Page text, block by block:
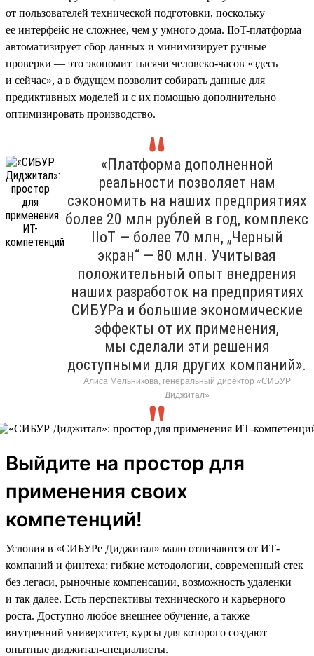
от пользователей технической подготовки, поскольку
ее интерфейс не сложнее, чем у умного дома. IIoT-платформа
автоматизирует сбор данных и минимизирует ручные
проверки — это экономит тысячи человеко-часов «здесь
и сейчас», а в будущем позволит собирать данные для
предиктивных моделей и с их помощью дополнительно
оптимизировать производство.
«Платформа дополненной
реальности позволяет нам
сэкономить на наших предприятиях
более 20 млн рублей в год, комплекс
IIoT — более 70 млн, „Черный
экран“ — 80 млн. Учитывая
положительный опыт внедрения
наших разработок на предприятиях
СИБУРа и большие экономические
эффекты от их применения,
мы сделали эти решения
доступными для других компаний».
Алиса Мельникова, генеральный директор «СИБУР
Диджитал»
Выйдите на простор для
применения своих
компетенций!
Условия в «СИБУРе Диджитал» мало отличаются от ИТ-
компаний и финтеха: гибкие методологии, современный стек
без легаси, рыночные компенсации, возможность удаленки
и так далее. Есть перспективы технического и карьерного
роста. Доступно любое внешнее обучение, а также
внутренний университет, курсы для которого создают
опытные диджитал-специалисты.